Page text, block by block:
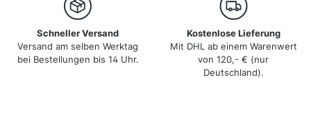
Schneller Versand
Versand am selben Werktag
bei Bestellungen bis 14 Uhr.
Kostenlose Lieferung
Mit DHL ab einem Warenwert
von 120,- € (nur
Deutschland).